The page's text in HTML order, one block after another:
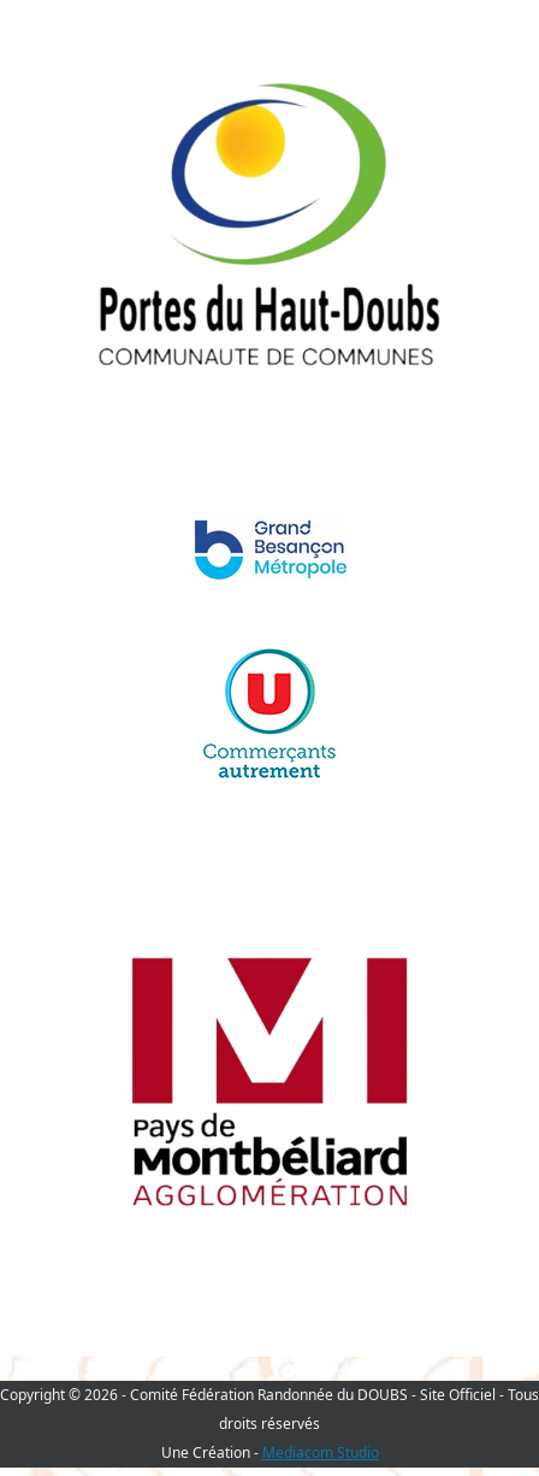
Copyright © 2026 - Comité Fédération Randonnée du DOUBS - Site Officiel - Tous
droits réservés
Une Création - Mediacom Studio